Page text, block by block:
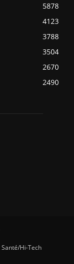
5878
4123
3788
3504
2670
2490
Santé/Hi-Tech